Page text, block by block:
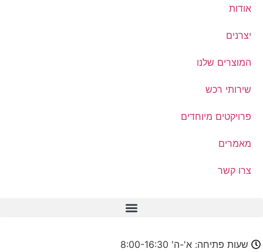
אודות
יצרנים
המוצרים שלנו
שירותי רכש
פרויקטים מיוחדים
מאמרים
צרו קשר
שעות פתיחה: א'-ה' 8:00-16:30